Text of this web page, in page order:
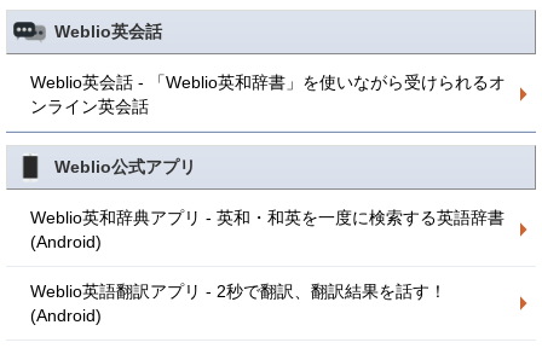
Weblio英会話
Weblio英会話 - 「Weblio英和辞書」を使いながら受けられるオ
ンライン英会話
Weblio公式アプリ
Weblio英和辞典アプリ - 英和・和英を一度に検索する英語辞書
(Android)
Weblio英語翻訳アプリ - 2秒で翻訳、翻訳結果を話す！
(Android)